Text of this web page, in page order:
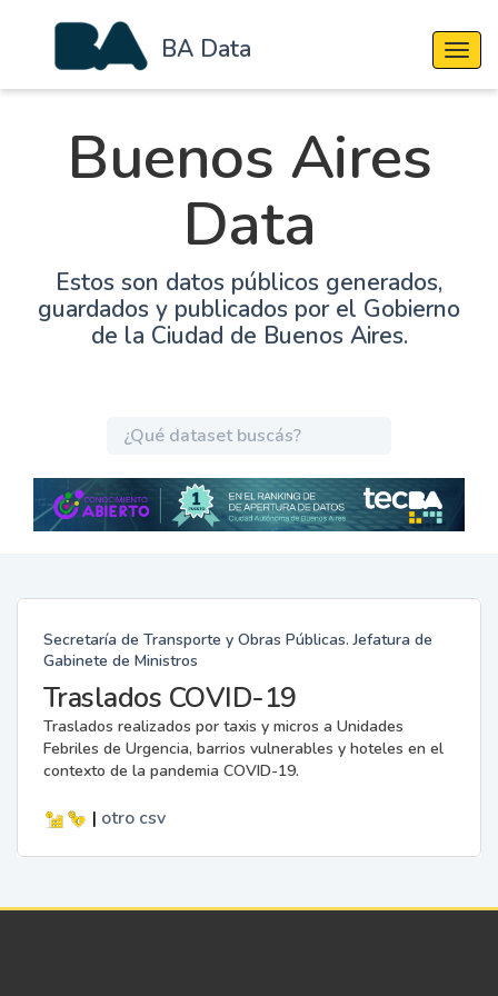
BA Data
Buenos Aires
Data
Estos son datos públicos generados,
guardados y publicados por el Gobierno
de la Ciudad de Buenos Aires.
Secretaría de Transporte y Obras Públicas. Jefatura de
Gabinete de Ministros
Traslados COVID-19
Traslados realizados por taxis y micros a Unidades
Febriles de Urgencia, barrios vulnerables y hoteles en el
contexto de la pandemia COVID-19.
| otro csv